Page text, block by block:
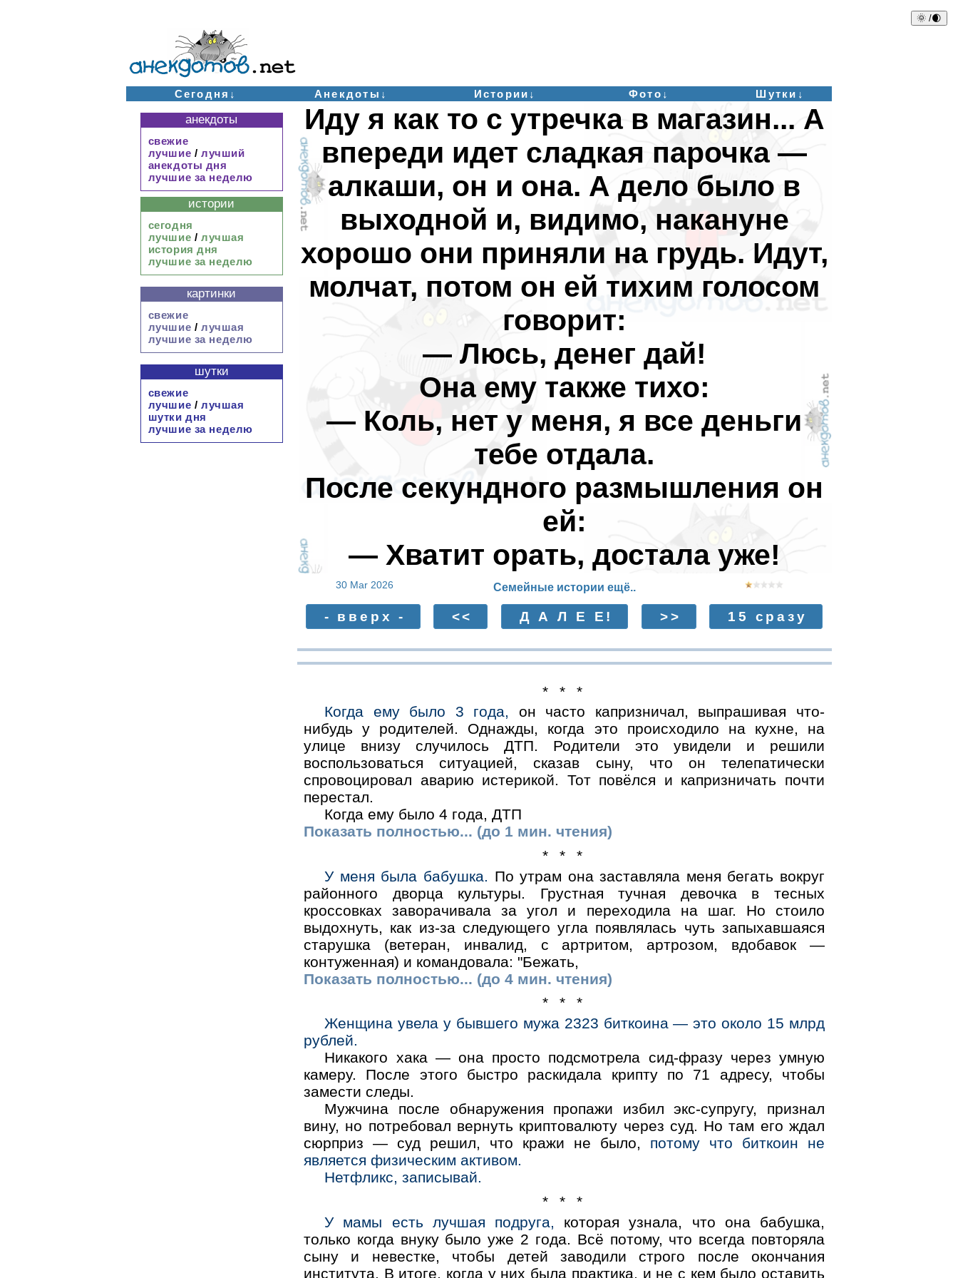
🌞 /🌒
Сегодня↓ Анекдоты↓ Истории↓ Фото↓ Шутки↓
Иду я как то с утречка в магазин... А
впереди идет сладкая парочка —
алкаши, он и она. А дело было в
выходной и, видимо, накануне
хорошо они приняли на грудь. Идут,
молчат, потом он ей тихим голосом
говорит:
— Люсь, денег дай!
Она ему также тихо:
— Коль, нет у меня, я все деньги
тебе отдала.
После секундного размышления он
ей:
— Хватит орать, достала уже!
30 Mar 2026 Семейные истории ещё..
- вверх - << Д А Л Е Е! >> 15 сразу
* * *
Когда ему было 3 года,
он часто капризничал, выпрашивая что-
нибудь у родителей. Однажды, когда это происходило на кухне, на
улице внизу случилось ДТП. Родители это увидели и решили
воспользоваться ситуацией, сказав сыну, что он телепатически
спровоцировал аварию истерикой. Тот повёлся и капризничать почти
перестал.
Когда ему было 4 года, ДТП
Показать полностью... (до 1 мин. чтения)
* * *
У меня была бабушка. По утрам она заставляла меня бегать вокруг
районного дворца культуры. Грустная тучная девочка в тесных
кроссовках заворачивала за угол и переходила на шаг. Но стоило
выдохнуть, как из-за следующего угла появлялась чуть запыхавшаяся
старушка (ветеран, инвалид, с артритом, артрозом, вдобавок —
контуженная) и командовала: "Бежать,
Показать полностью... (до 4 мин. чтения)
* * *
Женщина увела у бывшего мужа 2323 биткоина — это около 15 млрд
рублей.
Никакого хака — она просто подсмотрела сид-фразу через умную
камеру. После этого быстро раскидала крипту по 71 адресу, чтобы
замести следы.
Мужчина после обнаружения пропажи избил экс-супругу, признал
вину, но потребовал вернуть криптовалюту через суд. Но там его ждал
сюрприз — суд решил, что кражи не было, потому что биткоин не
является физическим активом.
Нетфликс, записывай.
* * *
У мамы есть лучшая подруга,
которая узнала, что она бабушка,
только когда внуку было уже 2 года. Всё потому, что всегда повторяла
сыну и невестке, чтобы детей заводили строго после окончания
института. В итоге, когда у них была практика, и не с кем было оставить
анекдоты
свежие
лучшие / лучший
анекдоты дня
лучшие за неделю
истории
сегодня
лучшие / лучшая
история дня
лучшие за неделю
картинки
свежие
лучшие / лучшая
лучшие за неделю
шутки
свежие
лучшие / лучшая
шутки дня
лучшие за неделю